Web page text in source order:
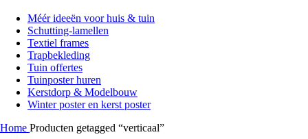
Méér ideeën voor huis & tuin
Schutting-lamellen
Textiel frames
Trapbekleding
Tuin offertes
Tuinposter huren
Kerstdorp & Modelbouw
Winter poster en kerst poster
Home Producten getagged “verticaal”